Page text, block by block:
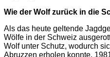
Wie der Wolf zurück in die
Als das heute geltende
Wölfe in der Schweiz
Wolf unter Schutz, wodurch
Abruzzen erholen konnte.